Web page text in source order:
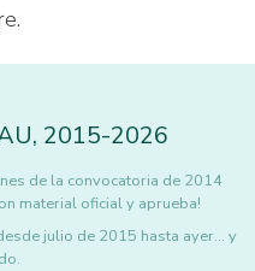
, 2015-2026
de la convocatoria de 2014
material oficial y aprueba!
julio de 2015 hasta ayer... y